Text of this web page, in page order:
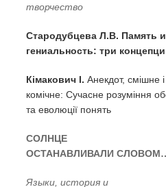
творчество
Стародубцева Л.В. Память и
гениальность: три
Кiмакович I. Анекдот, смiшне i
комiчне: Сучасне розумiння
та еволюцiї понять
СОЛНЦЕ
ОСТАНАВЛИВАЛИ
Языки, история и